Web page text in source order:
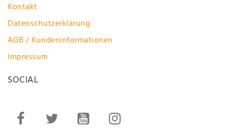
Kontakt
Datenschutzerklärung
AGB / Kundeninformationen
Impressum
SOCIAL